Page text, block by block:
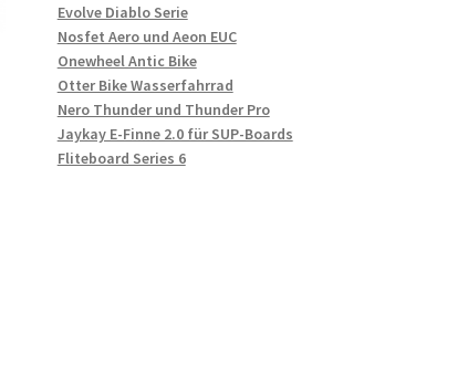
Evolve Diablo Serie
Nosfet Aero und Aeon EUC
Onewheel Antic Bike
Otter Bike Wasserfahrrad
Nero Thunder und Thunder Pro
Jaykay E-Finne 2.0 für SUP-Boards
Fliteboard Series 6